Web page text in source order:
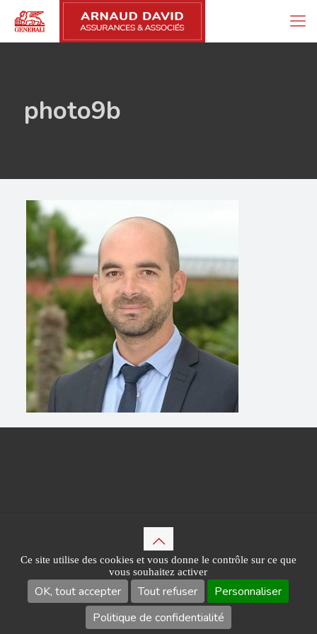
Ce site utilise des cookies et vous donne le contrôle sur ce que
vous souhaitez activer
OK, tout accepter Tout refuser
Personnaliser
Politique de confidentialité
photo9b
© 2017 Arnaud David Assurances SARL. Tous droits réservés.
Mentions légales
-Politique de confidentialité
Gestion des Cookies